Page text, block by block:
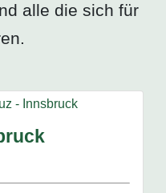
alle die sich für